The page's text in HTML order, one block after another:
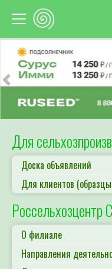
Предыдущий
Для
Доска объявлений
Для клиентов
Россельхозцентр
О филиале
Направления